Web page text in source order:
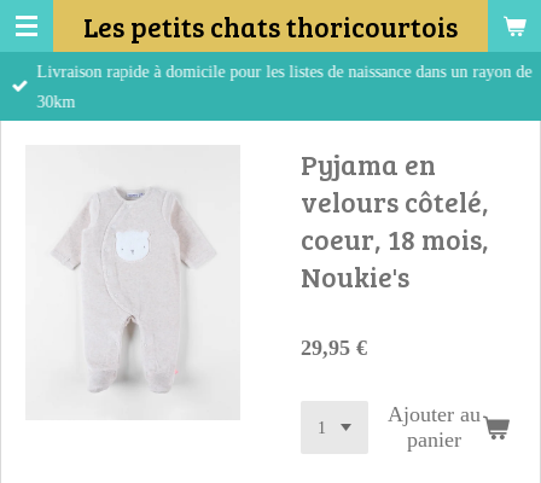
Passer
au
contenu
Les petits chats thoricourtois
Livraison rapide à domicile pour les listes de naissance dans un rayon de
30km
Pyjama en
velours côtelé,
coeur, 18 mois,
Noukie's
29,95 €
Ajouter au
panier